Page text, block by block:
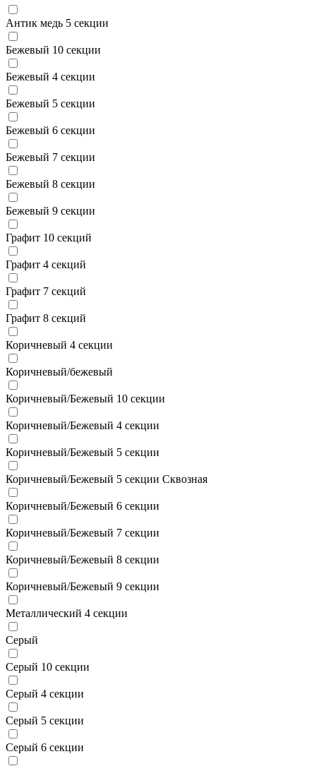
Антик медь 5 секции
Бежевый 10 секции
Бежевый 4 секции
Бежевый 5 секции
Бежевый 6 секции
Бежевый 7 секции
Бежевый 8 секции
Бежевый 9 секции
Графит 10 секций
Графит 4 секций
Графит 7 секций
Графит 8 секций
Коричневый 4 секции
Коричневый/бежевый
Коричневый/Бежевый 10 секции
Коричневый/Бежевый 4 секции
Коричневый/Бежевый 5 секции
Коричневый/Бежевый 5 секции Сквозная
Коричневый/Бежевый 6 секции
Коричневый/Бежевый 7 секции
Коричневый/Бежевый 8 секции
Коричневый/Бежевый 9 секции
Металлический 4 секции
Серый
Серый 10 секции
Серый 4 секции
Серый 5 секции
Серый 6 секции